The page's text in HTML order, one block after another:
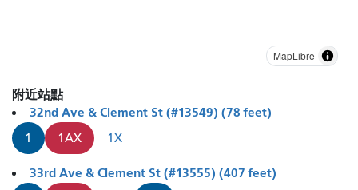
MapLibre
附近站點
32nd Ave & Clement St (#13549) (78 feet)
1 1AX 1X
33rd Ave & Clement St (#13555) (407 feet)